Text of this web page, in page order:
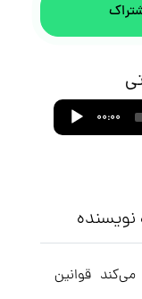
00:00
نویسنده
قوانین